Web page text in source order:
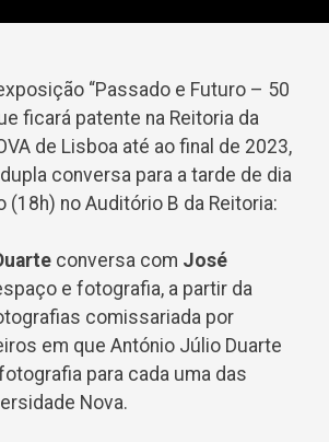
“Passado e Futuro – 50
ficará patente na Reitoria da
de Lisboa até ao final de 2023,
conversa para a tarde de dia
(18h) no Auditório B da Reitoria:
conversa com José
e fotografia, a partir da
comissariada por
em que António Júlio Duarte
para cada uma das
Nova.